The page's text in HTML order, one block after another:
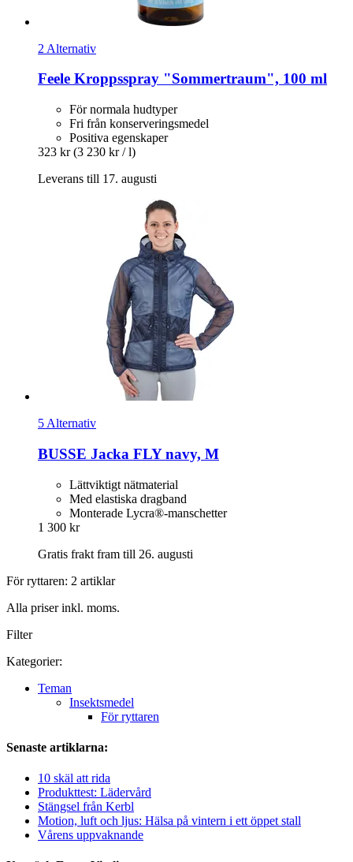
2 Alternativ
Feele Kroppsspray "Sommertraum", 100 ml
För normala hudtyper
Fri från konserveringsmedel
Positiva egenskaper
323 kr (3 230 kr / l)
Leverans till 17. augusti
5 Alternativ
BUSSE Jacka FLY navy, M
Lättviktigt nätmaterial
Med elastiska dragband
Monterade Lycra®-manschetter
1 300 kr
Gratis frakt fram till 26. augusti
För ryttaren: 2 artiklar
Alla priser inkl. moms.
Filter
Kategorier:
Teman
Insektsmedel
För ryttaren
Senaste artiklarna:
10 skäl att rida
Produkttest: Lädervård
Stängsel från Kerbl
Motion, luft och ljus: Hälsa på vintern i ett öppet stall
Vårens uppvaknande